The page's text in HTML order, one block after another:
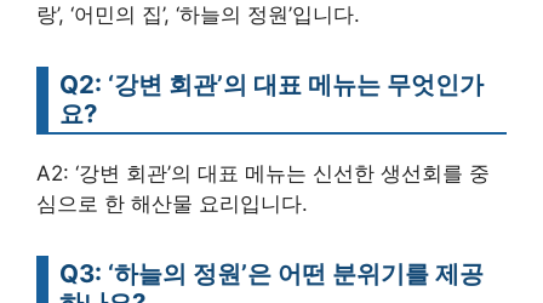
랑’, ‘어민의 집’, ‘하늘의 정원’입니다.
Q2: ‘강변 회관’의 대표 메뉴는 무엇인가
요?
A2: ‘강변 회관’의 대표 메뉴는 신선한 생선회를 중
심으로 한 해산물 요리입니다.
Q3: ‘하늘의 정원’은 어떤 분위기를 제공